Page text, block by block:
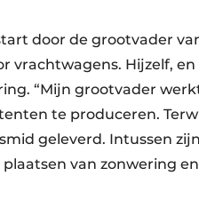
door de grootvader
vrachtwagens. Hijzelf,
“Mijn grootvader
te produceren.
geleverd. Intussen
van zonwering